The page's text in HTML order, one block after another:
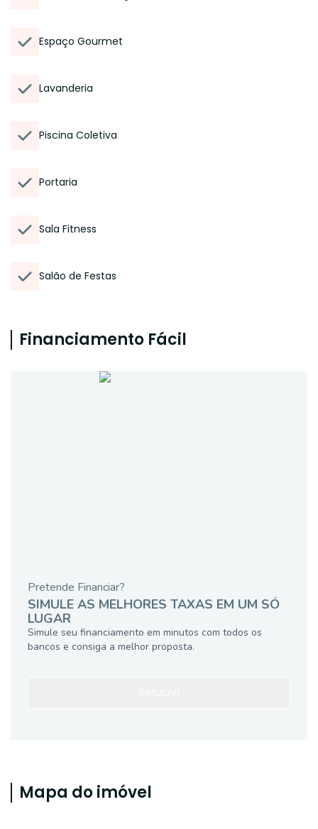
Espaço Gourmet
Lavanderia
Piscina Coletiva
Portaria
Sala Fitness
Salão de Festas
Financiamento Fácil
Pretende Financiar?
SIMULE AS MELHORES TAXAS EM UM SÓ
LUGAR
Simule seu financiamento em minutos com todos os
bancos e consiga a melhor proposta.
Mapa do imóvel